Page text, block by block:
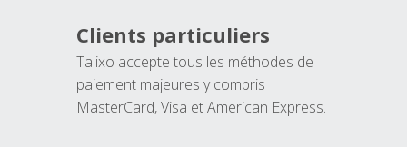
Clients particuliers
Talixo accepte tous les méthodes de
paiement majeures y compris
MasterCard, Visa et American Express.